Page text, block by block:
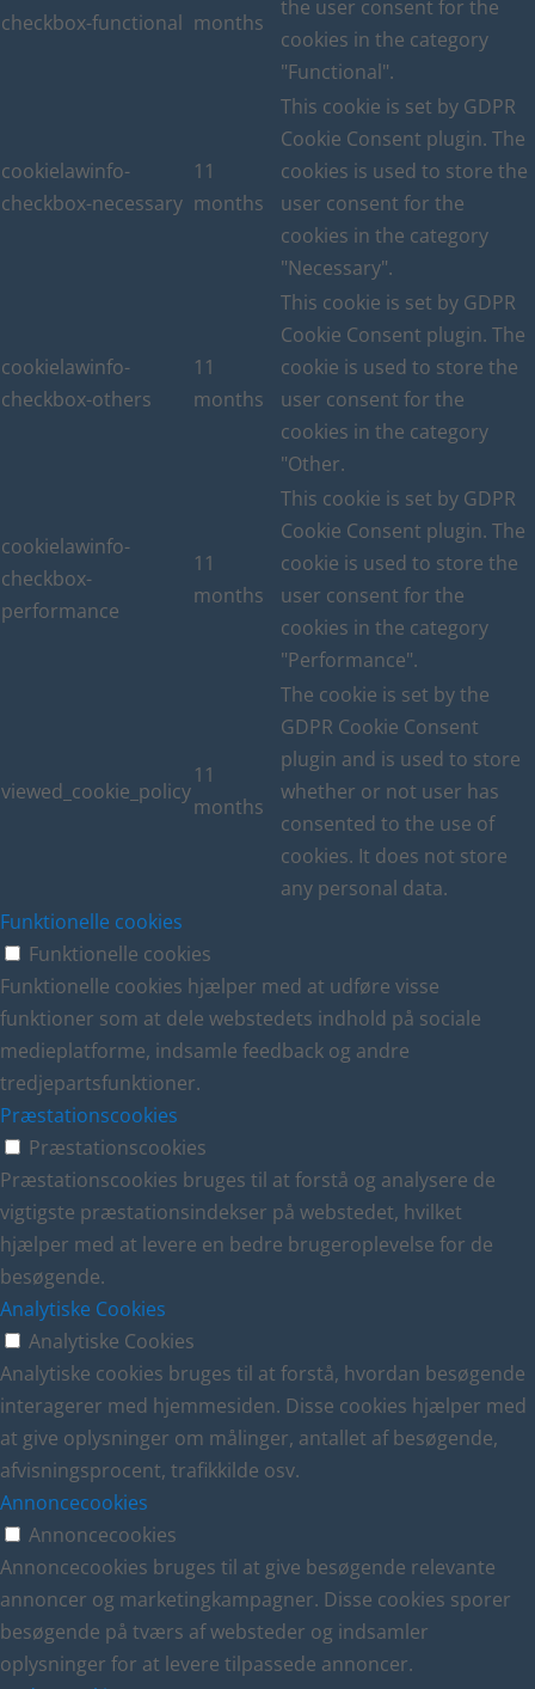
checkbox-functional months
the user consent for the
cookies in the category
"Functional".
cookielawinfo-
checkbox-necessary
11
months
This cookie is set by GDPR
Cookie Consent plugin. The
cookies is used to store the
user consent for the
cookies in the category
"Necessary".
cookielawinfo-
checkbox-others
11
months
This cookie is set by GDPR
Cookie Consent plugin. The
cookie is used to store the
user consent for the
cookies in the category
"Other.
cookielawinfo-
checkbox-
performance
11
months
This cookie is set by GDPR
Cookie Consent plugin. The
cookie is used to store the
user consent for the
cookies in the category
"Performance".
viewed_cookie_policy
11
months
The cookie is set by the
GDPR Cookie Consent
plugin and is used to store
whether or not user has
consented to the use of
cookies. It does not store
any personal data.
Funktionelle cookies
Funktionelle cookies
Funktionelle cookies hjælper med at udføre visse
funktioner som at dele webstedets indhold på sociale
medieplatforme, indsamle feedback og andre
tredjepartsfunktioner.
Præstationscookies
Præstationscookies
Præstationscookies bruges til at forstå og analysere de
vigtigste præstationsindekser på webstedet, hvilket
hjælper med at levere en bedre brugeroplevelse for de
besøgende.
Analytiske Cookies
Analytiske Cookies
Analytiske cookies bruges til at forstå, hvordan besøgende
interagerer med hjemmesiden. Disse cookies hjælper med
at give oplysninger om målinger, antallet af besøgende,
afvisningsprocent, trafikkilde osv.
Annoncecookies
Annoncecookies
Annoncecookies bruges til at give besøgende relevante
annoncer og marketingkampagner. Disse cookies sporer
besøgende på tværs af websteder og indsamler
oplysninger for at levere tilpassede annoncer.